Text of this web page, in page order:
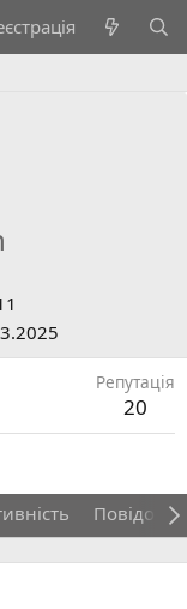
Репутація
20